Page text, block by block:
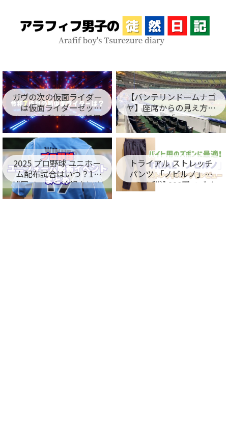
ガヴの次の仮面ライダー
は仮面ライダーゼッ
ツ！？令和7作目の新仮
面ライダー名が判明！
【バンテリンドームナゴ
ヤ】座席からの見え方を
レビュー！「フィールド
シート編」
2025 プロ野球 ユニホー
ム配布試合はいつ？12
球団イベント情報まとめ
トライアル ストレッチ
パンツ 「ノビルノ」口
コミ！税込998円でバイ
ト用のズボンに最適！